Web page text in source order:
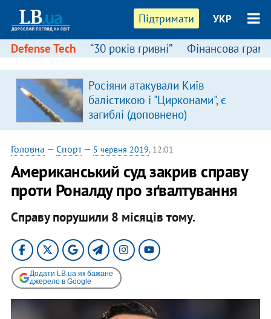
Підтримати УКР
Defense Tech “30 років гривні” Фінансова
Росіяни атакували Київ
балістикою і "Цирконами", є
загиблі (доповнено)
Головна — Спорт— 5 червня 2019, 12:01
Американський суд закрив справу
проти Роналду про зґвалтування
Справу порушили 8 місяців тому.
Додати LB.ua як бажане
джерело в Google